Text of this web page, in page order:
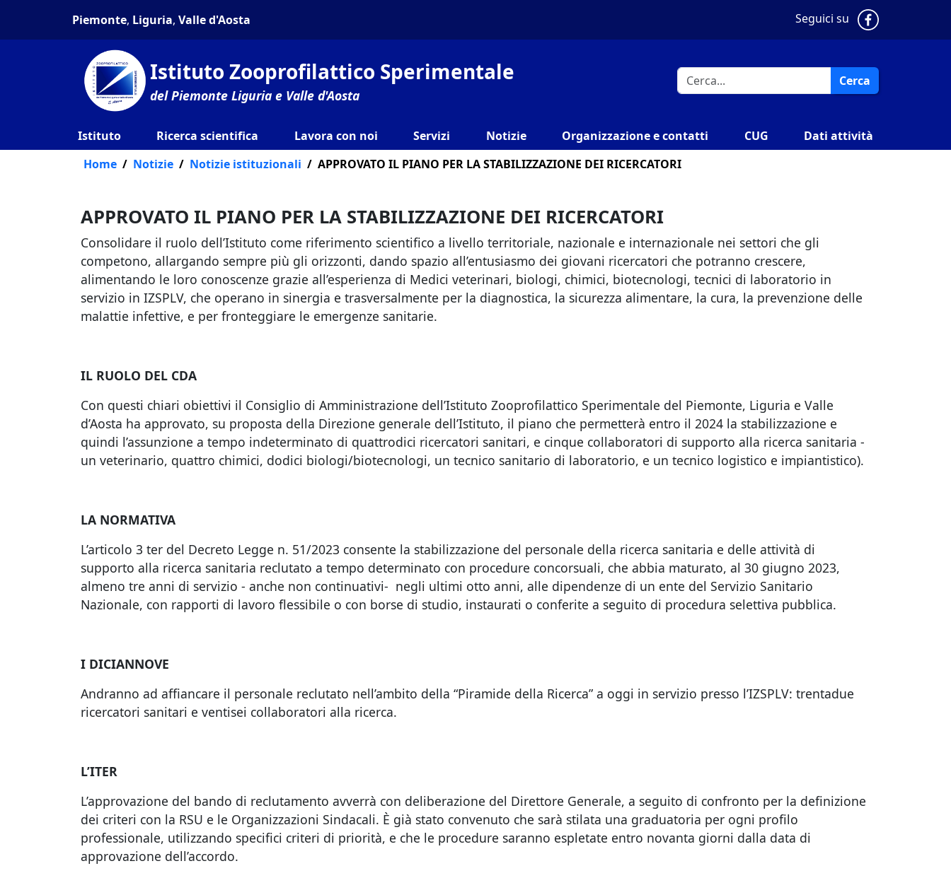
Piemonte, Liguria, Valle d'Aosta Seguici su Pagina
Istituto Zooprofilattico Sperimentale
del Piemonte Liguria e Valle d'Aosta
Cerca
Istituto Ricerca scientifica Lavora con noi Servizi Notizie Organizzazione e contatti CUG
Dati attività
Home
Notizie Notizie istituzionali APPROVATO IL PIANO PER LA STABILIZZAZIONE DEI RICERCATORI
APPROVATO IL PIANO PER LA STABILIZZAZIONE DEI RICERCATORI
Consolidare il ruolo dell’Istituto come riferimento scientifico a livello territoriale, nazionale e internazionale nei settori che gli
competono, allargando sempre più gli orizzonti, dando spazio all’entusiasmo dei giovani ricercatori che potranno crescere,
alimentando le loro conoscenze grazie all’esperienza di Medici veterinari, biologi, chimici, biotecnologi, tecnici di laboratorio in
servizio in IZSPLV, che operano in sinergia e trasversalmente per la diagnostica, la sicurezza alimentare, la cura, la prevenzione delle
malattie infettive, e per fronteggiare le emergenze sanitarie.
IL RUOLO DEL CDA
Con questi chiari obiettivi il Consiglio di Amministrazione dell’Istituto Zooprofilattico Sperimentale del Piemonte, Liguria e Valle
d’Aosta ha approvato, su proposta della Direzione generale dell’Istituto, il piano che permetterà entro il 2024 la stabilizzazione e
quindi l’assunzione a tempo indeterminato di quattrodici ricercatori sanitari, e cinque collaboratori di supporto alla ricerca sanitaria -
un veterinario, quattro chimici, dodici biologi/biotecnologi, un tecnico sanitario di laboratorio, e un tecnico logistico e impiantistico).
LA NORMATIVA
L’articolo 3 ter del Decreto Legge n. 51/2023 consente la stabilizzazione del personale della ricerca sanitaria e delle attività di
supporto alla ricerca sanitaria reclutato a tempo determinato con procedure concorsuali, che abbia maturato, al 30 giugno 2023,
almeno tre anni di servizio - anche non continuativi- negli ultimi otto anni, alle dipendenze di un ente del Servizio Sanitario
Nazionale, con rapporti di lavoro flessibile o con borse di studio, instaurati o conferite a seguito di procedura selettiva pubblica.
I DICIANNOVE
Andranno ad affiancare il personale reclutato nell’ambito della “Piramide della Ricerca” a oggi in servizio presso l’IZSPLV: trentadue
ricercatori sanitari e ventisei collaboratori alla ricerca.
L’ITER
L’approvazione del bando di reclutamento avverrà con deliberazione del Direttore Generale, a seguito di confronto per la definizione
dei criteri con la RSU e le Organizzazioni Sindacali. È già stato convenuto che sarà stilata una graduatoria per ogni profilo
professionale, utilizzando specifici criteri di priorità, e che le procedure saranno espletate entro novanta giorni dalla data di
approvazione dell’accordo.